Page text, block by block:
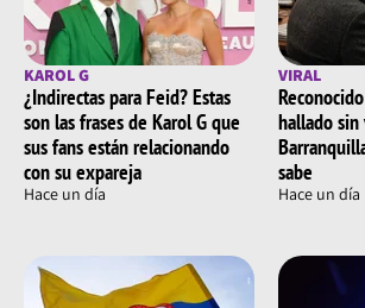
KAROL G
¿Indirectas para Feid? Estas
son las frases de Karol G que
sus fans están relacionando
con su expareja
Hace un día
VIRAL
hallado sin
sabe
Hace un día